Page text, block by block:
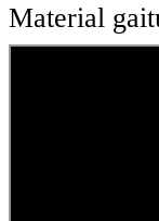
Material